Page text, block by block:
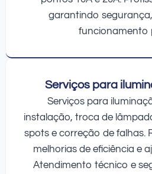
garantindo
funcionamento
Serviços para
Serviços para
instalação, troca de
spots e correção de falhas.
melhorias de eficiência e
Atendimento técnico e